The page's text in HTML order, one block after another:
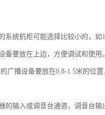
统机柜可能选择比较小的，
要放在上边，方便调试和使用
播设备要放在0.8-1.5米的位置
的输入或调音台通道，调音台